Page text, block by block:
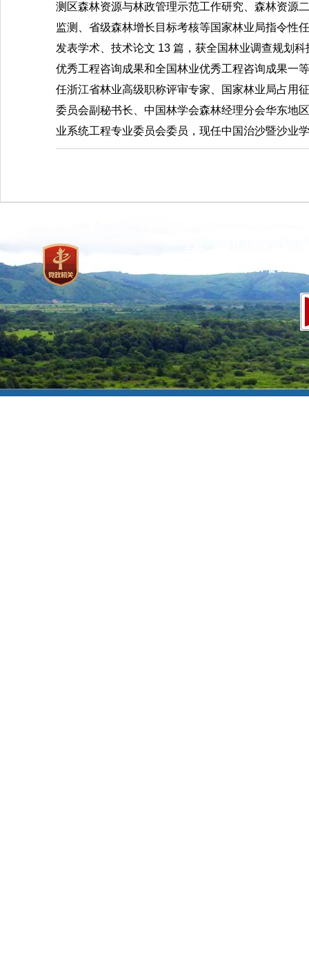
测区森林资源与林政管理示范工作研究、森林资源
监测、省级森林增长目标考核等国家林业局指令性
发表学术、技术论文 13 篇，获全国林业调查规划
优秀工程咨询成果和全国林业优秀工程咨询成果一
任浙江省林业高级职称评审专家、国家林业局占用
委员会副秘书长、中国林学会森林经理分会华东地
业系统工程专业委员会委员，现任中国治沙暨沙业
京ICP备